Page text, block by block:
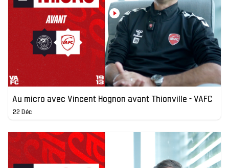
Au micro avec Vincent Hognon avant Thionville - VAFC
22 Déc